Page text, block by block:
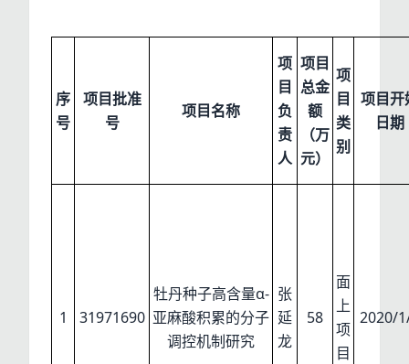
序
号
项目批准
号
项目名称
项
目
负
责
人
项目
总金
额
（万
元）
项
目
类
别
项目开
日期
1 31971690
牡丹种子高含量α-
亚麻酸积累的分子
调控机制研究
张
延
龙
58
面
上
项
目
2020/